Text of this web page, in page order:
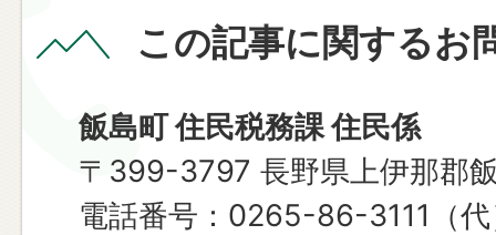
この記事に関するお
飯島町 住民税務課 住民係
〒399-3797 長野県上伊那郡
電話番号：0265-86-3111（